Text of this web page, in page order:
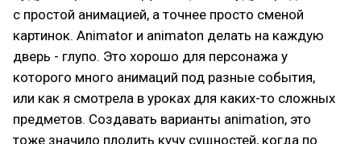
с простой анимацией, а точнее просто сменой
картинок. Animator и animaton делать на каждую
дверь - глупо. Это хорошо для персонажа у
которого много анимаций под разные события,
или как я смотрела в уроках для каких-то сложных
предметов. Создавать варианты animation, это
тоже значило плодить кучу сущностей, когда по